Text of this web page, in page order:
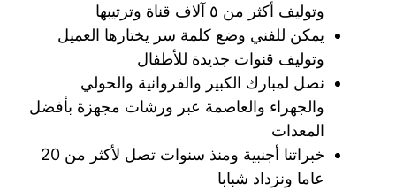
وتوليف أكثر من ٥ آلاف قناة وترتيبها
يمكن للفني وضع كلمة سر يختارها العميل
وتوليف قنوات جديدة للأطفال
نصل لمبارك الكبير والفروانية والحولي
والجهراء والعاصمة عبر ورشات مجهزة بأفضل
المعدات
خبراتنا أجنبية ومنذ سنوات تصل لأكثر من 20
عاما ونزداد شبابا